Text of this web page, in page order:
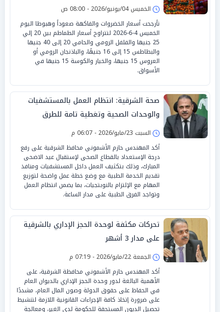
الخميس 04/يونيو/2026 - 08:00 ص
تأرجحت أسعار الخضروات والفاكهة صعوداً وهبوطا اليوم
الخميس 4-6-2026 لتتراوح أسعار الطماطم بين 20 إلي
25 جنيها والفلفل الرومي والحامي 20 إلى 40 جنيها
والبطاطس 15 إلى 16 جنيهًا، والباذنجان الرومي أو
العروس 15 جنيها، والخيار والكوسة 15 جنيها في
الأسواق.
صحة الشرقية: انتظام العمل بالمستشفيات
والوحدات الصحية وتغطية تامة للطرق
السريعة
السبت 23/مايو/2026 - 06:07 م
أكد المهندس حازم الأشموني محافظ الشرقية على رفع
درجة الإستعداد بالقطاع الصحى لإستقبال عيد الاضحى
المبارك، وذلك بتكثيف العمل داخل المستشفيات ومنافذ
تقديم الخدمة الطبية مع وضع خطة عمل واضحة لتوزيع
المهام مع الإلتزام بالنوبتجيات، بما يضمن انتظام العمل
وتواجد الفرق الطبية على مدار الساعة.
تحركات مكثفة لوحدة الحجز الإداري بالشرقية
على مدار 3 أشهر
الجمعة 22/مايو/2026 - 07:19 م
أكد المهندس حازم الأشموني محافظة الشرقية، على
الأهمية البالغة لدور وحدة الحجز الإداري بالديوان العام
في الحفاظ على حقوق الدولة وصون المال العام، مشددًا
على ضرورة إتخاذ كافة الإجراءات القانونية اللازمة لتنشيط
تحصيل الديون المستحقة للحكومة لدى الغير، ومعالجة